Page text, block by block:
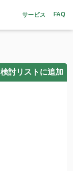
サービス FAQ
検討リストに追加